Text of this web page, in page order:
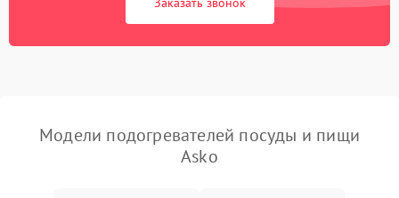
Модели подогревателей посуды и пищи
Asko